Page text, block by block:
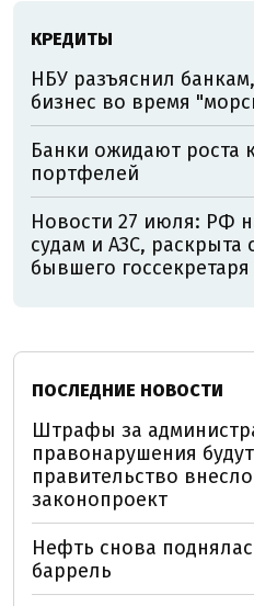
КРЕДИТЫ
НБУ разъяснил
бизнес во время
Банки ожидают роста
портфелей
Новости 27 июля: РФ
судам и АЗС, раскрыта
бывшего
ПОСЛЕДНИЕ НОВОСТИ
Штрафы за
правонарушения
правительство
законопроект
Нефть снова
баррель